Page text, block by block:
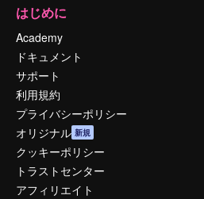
はじめに
Academy
ドキュメント
サポート
利用規約
プライバシーポリシー
オリジナル 新規
クッキーポリシー
トラストセンター
アフィリエイト